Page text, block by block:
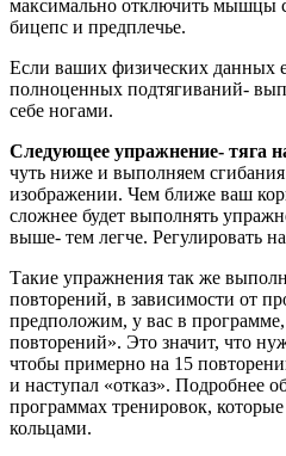
максимально отключить мышцы
бицепс и предплечье.
Если ваших физических данных
полноценных подтягиваний-
себе ногами.
Следующее упражнение- тяга
чуть ниже и выполняем сгибания
изображении. Чем ближе ваш
сложнее будет выполнять
выше- тем легче. Регулировать
Такие упражнения так же
повторений, в зависимости от
предположим, у вас в
повторений». Это значит, что
чтобы примерно на 15
и наступал «отказ». Подробнее
программах тренировок,
кольцами.